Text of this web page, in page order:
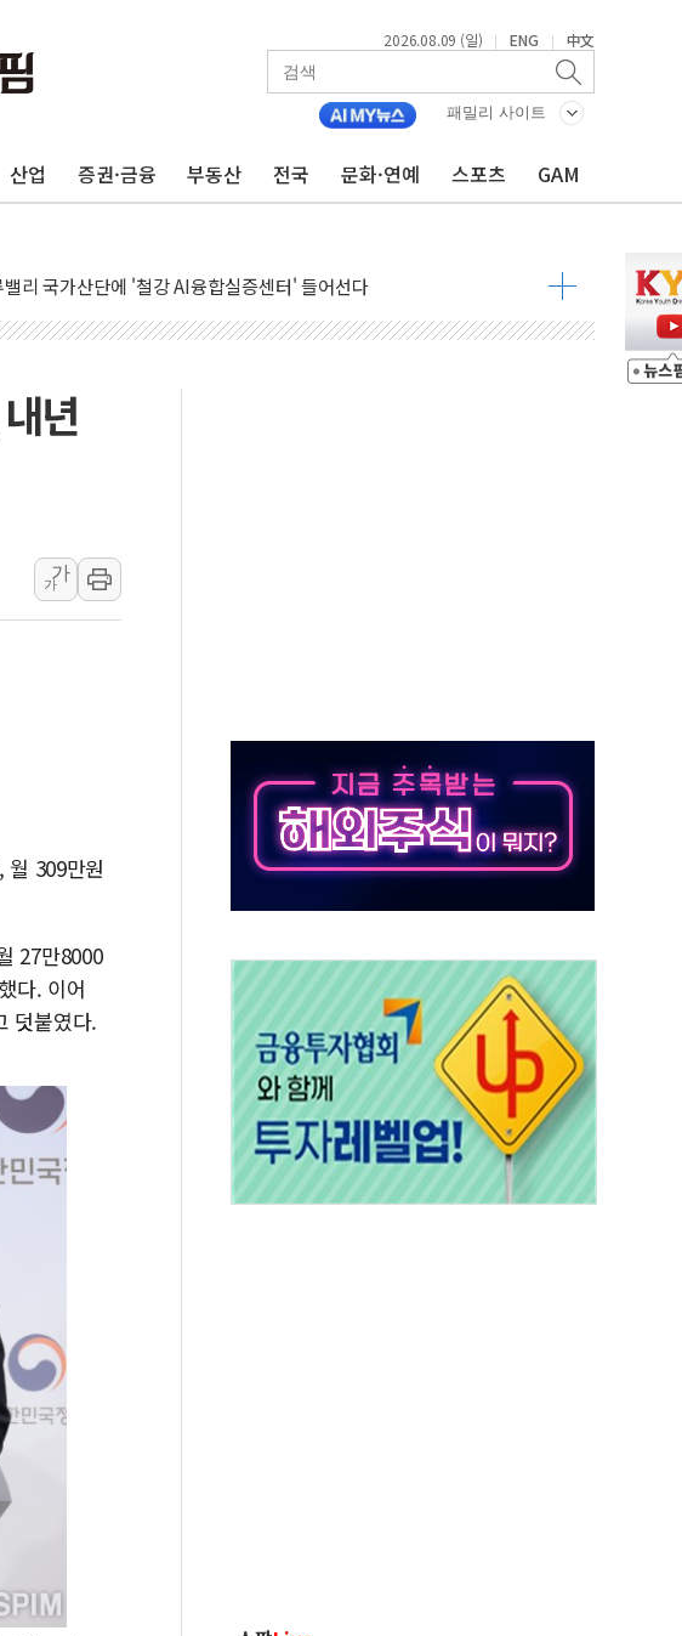
2026.08.09 (일) | ENG | 中文
패밀리 사이트
산업 증권·금융 부동산 전국 문화·연예 스포츠 GAM
우 쏟아진 울진...'두천~하당'·'올미골교' 차량 통행 선제 제한
면 공장서 질식사고 발생…작업자 1명 숨져
선착장 하류서 50대 숨진 채 발견...경찰, 조사 중
석, 정청래에 누적 1.48%p 차 선두 유지...金 46.01% vs 鄭 44.53%
다툼 중 어머니 살해 10대 구속…범행 후 반려견도 죽여
원·대구·경북 경선서 정청래에 승리…金 48.54% vs 鄭 44.40%
주, 강원 경선 결과 발표...김민석 50.30% 정청래 41.94% 송영길 7.76%
SKT 장기고객 400명 맞이…"마음 잇는 시간 되길"
發 대형마트 판매, 역대 최대폭 감소한 9.4%↓…유통업계 양극화 심화
해민 의원, '정부 특사'로 콜롬비아 대통령 취임식 참석
태 주의보' 울진 시간당 30mm 강한 비...호우 피해 없어
년
가
가
309만원
27만8000
다. 이어
덧붙였다.